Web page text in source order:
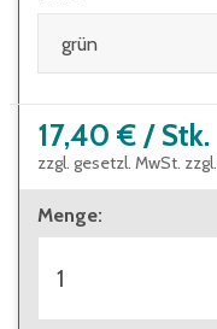
17,40 € / Stk.
zzgl. gesetzl. MwSt. zzgl.
Menge: